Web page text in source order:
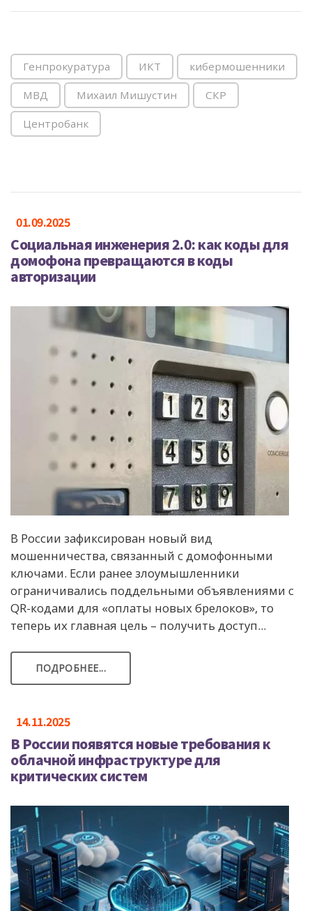
Генпрокуратура ИКТ кибермошенники
МВД Михаил Мишустин СКР
Центробанк
01.09.2025
Социальная инженерия 2.0: как коды для
домофона превращаются в коды
авторизации
В России зафиксирован новый вид
мошенничества, связанный с домофонными
ключами. Если ранее злоумышленники
ограничивались поддельными объявлениями с
QR-кодами для «оплаты новых брелоков», то
теперь их главная цель – получить доступ...
ПОДРОБНЕЕ...
14.11.2025
В России появятся новые требования к
облачной инфраструктуре для
критических систем